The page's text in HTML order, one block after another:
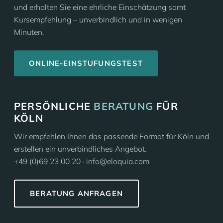
und erhalten Sie eine ehrliche Einschätzung samt
Kursempfehlung – unverbindlich und in wenigen
Minuten.
ONLINE-EINSTUFUNGSTEST
PERSÖNLICHE BERATUNG FÜR
KÖLN
Wir empfehlen Ihnen das passende Format für Köln und
erstellen ein unverbindliches Angebot.
+49 (0)69 23 00 20 · info@eloquia.com
BERATUNG ANFRAGEN